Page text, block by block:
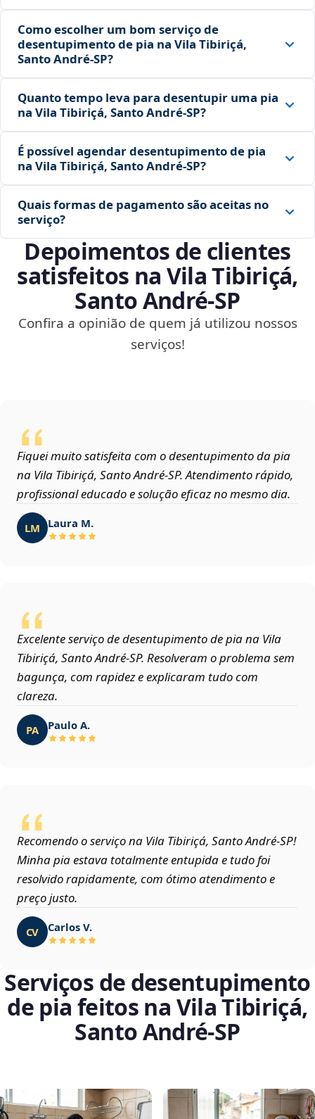
Como escolher um bom serviço de
desentupimento de pia na Vila Tibiriçá,
Santo André‑SP?
Quanto tempo leva para desentupir uma pia
na Vila Tibiriçá, Santo André‑SP?
É possível agendar desentupimento de pia
na Vila Tibiriçá, Santo André‑SP?
Quais formas de pagamento são aceitas no
serviço?
Depoimentos de clientes
satisfeitos na Vila Tibiriçá,
Santo André‑SP
Confira a opinião de quem já utilizou nossos
serviços!
Fiquei muito satisfeita com o desentupimento da pia
na Vila Tibiriçá, Santo André‑SP. Atendimento rápido,
profissional educado e solução eficaz no mesmo dia.
LM Laura M.
Excelente serviço de desentupimento de pia na Vila
Tibiriçá, Santo André‑SP. Resolveram o problema sem
bagunça, com rapidez e explicaram tudo com
clareza.
PA Paulo A.
Recomendo o serviço na Vila Tibiriçá, Santo André‑SP!
Minha pia estava totalmente entupida e tudo foi
resolvido rapidamente, com ótimo atendimento e
preço justo.
CV Carlos V.
Serviços de desentupimento
de pia feitos na Vila Tibiriçá,
Santo André‑SP